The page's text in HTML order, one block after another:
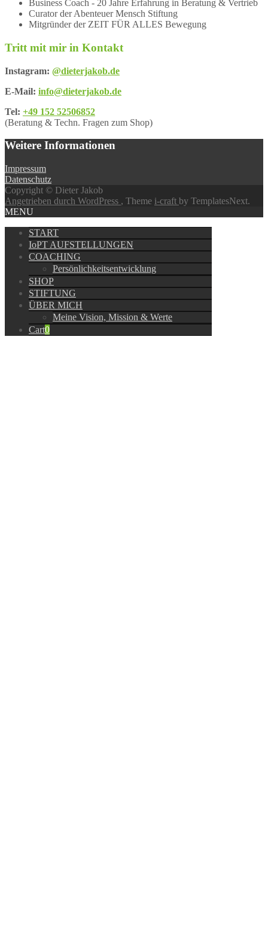
Business Coach - 20 Jahre Erfahrung in Beratung & Vertrieb
Curator der Abenteuer Mensch Stiftung
Mitgründer der ZEIT FÜR ALLES Bewegung
Tritt mit mir in Kontakt
Instagram: @dieterjakob.de
E-Mail: info@dieterjakob.de
Tel: +49 152 52506852
(Beratung & Techn. Fragen zum Shop)
Weitere Informationen
Impressum
Datenschutz
Copyright © Dieter Jakob
Angetrieben durch WordPress , Theme i-craft by TemplatesNext.
MENU
START
IoPT AUFSTELLUNGEN
COACHING
Persönlichkeitsentwicklung
SHOP
STIFTUNG
ÜBER MICH
Meine Vision, Mission & Werte
Cart0